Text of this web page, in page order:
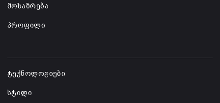
მოსაზრება
პროფილი
ტექნოლოგიები
სტილი